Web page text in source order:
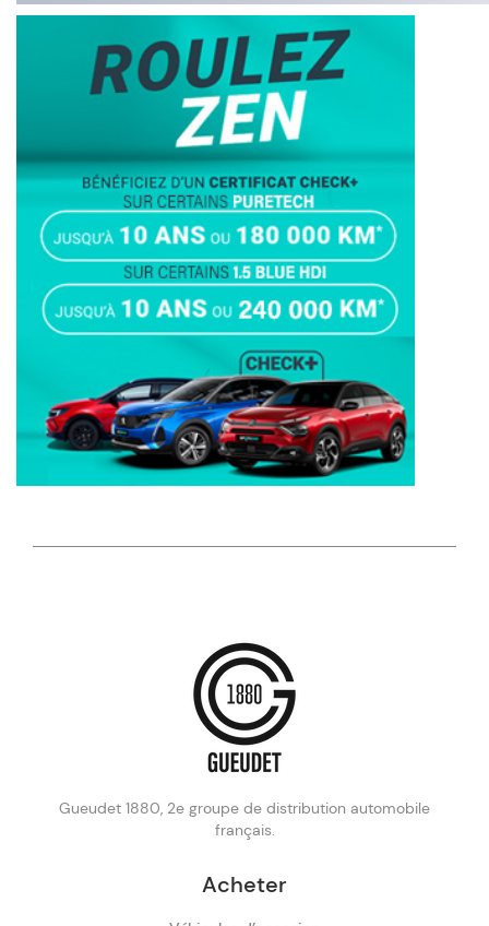
Gueudet 1880, 2e groupe de distribution automobile
français.
Acheter